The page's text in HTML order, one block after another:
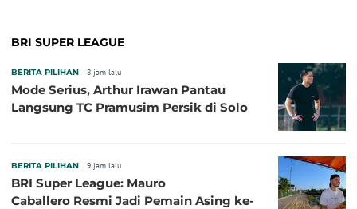
BRI SUPER LEAGUE
BERITA PILIHAN 8 jam lalu
Mode Serius, Arthur Irawan Pantau
Langsung TC Pramusim Persik di Solo
BERITA PILIHAN 9 jam lalu
BRI Super League: Mauro
Caballero Resmi Jadi Pemain Asing ke-